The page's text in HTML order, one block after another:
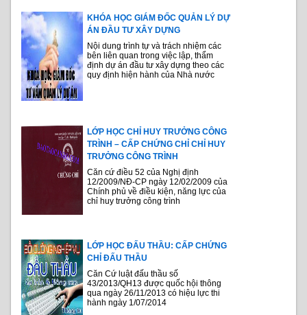
KHÓA HỌC GIÁM ĐỐC QUẢN LÝ DỰ
ÁN ĐẦU TƯ XÂY DỰNG
Nội dung trình tự và trách nhiệm các
bên liên quan trong việc lập, thẩm
định dự án đầu tư xây dựng theo các
quy định hiện hành của Nhà nước
LỚP HỌC CHỈ HUY TRƯỞNG CÔNG
TRÌNH – CẤP CHỨNG CHỈ CHỈ HUY
TRƯỞNG CÔNG TRÌNH
Căn cứ điều 52 của Nghị định
12/2009/NĐ-CP ngày 12/02/2009 của
Chính phủ về điều kiện, năng lực của
chỉ huy trưởng công trình
LỚP HỌC ĐẤU THẦU: CẤP CHỨNG
CHỈ ĐẤU THẦU
Căn Cứ luật đấu thầu số
43/2013/QH13 được quốc hội thông
qua ngày 26/11/2013 có hiệu lực thi
hành ngày 1/07/2014